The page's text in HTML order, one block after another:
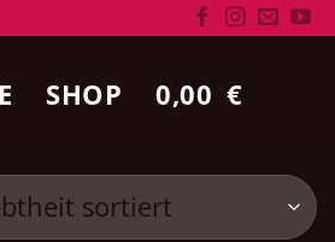
SHOP 0,00 €